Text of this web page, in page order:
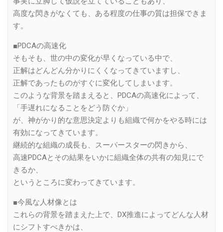
高度な閃きがなくても、ある程度の仕事の質は担保できま
す。
■PDCAの高速化
そもそも、世の中の変化が早くなっている中で、
正解はどんどん分かりにくくなってきていますし、
正解であったものがすぐに変化してしまいます。
このような背景を踏まえると、PDCAの高速化によって、
「手遅れになることをどう防ぐか」
が、神がかり的な意思決定よりも組織で何かをやる時には
有効になってきています。
継続的な組織の成長も、スーパースターの閃きから、
高速PDCAとその結果をいかに組織全体の共有の知見にで
きるか、
というところに変わってきています。
■今風な人材像とは
これらの背景を踏まえた上で、DX推進によってどんな人材
にシフトすべきかは、